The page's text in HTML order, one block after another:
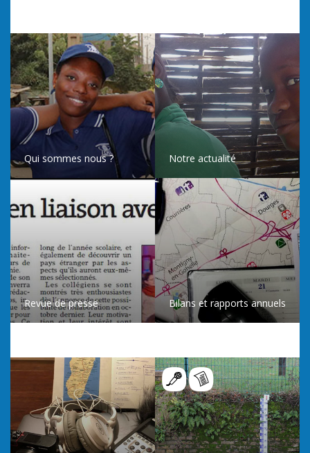
Qui sommes nous ?
ACCÉDER À LA RUBRIQUE
Notre actualité
ACCÉDER À LA RUBRIQUE
Revue de presse
ACCÉDER À LA RUBRIQUE
Bilans et rapports annuels
ACCÉDER À LA RUBRIQUE